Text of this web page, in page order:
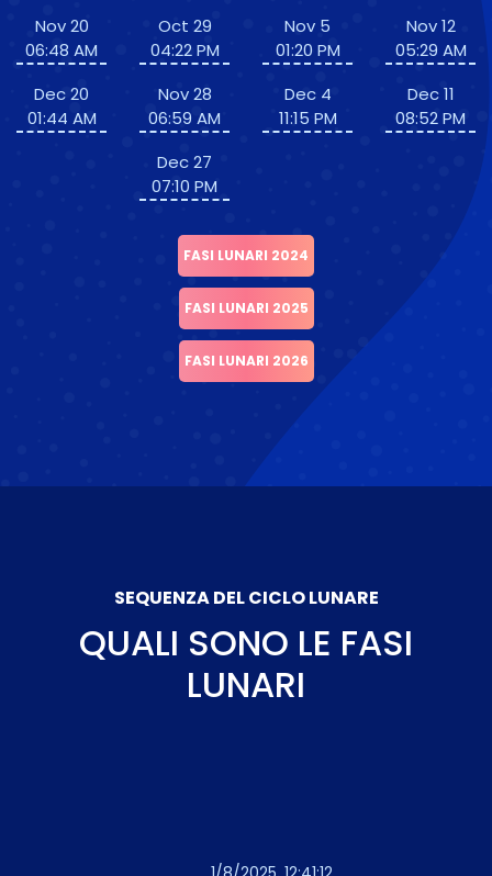
Nov 20
06:48 AM
Dec 20
01:44 AM
Oct 29
04:22 PM
Nov 28
06:59 AM
Dec 27
07:10 PM
Nov 5
01:20 PM
Dec 4
11:15 PM
Nov 12
05:29 AM
Dec 11
08:52 PM
FASI LUNARI 2024
FASI LUNARI 2025
FASI LUNARI 2026
SEQUENZA DEL CICLO LUNARE
QUALI SONO LE FASI
LUNARI